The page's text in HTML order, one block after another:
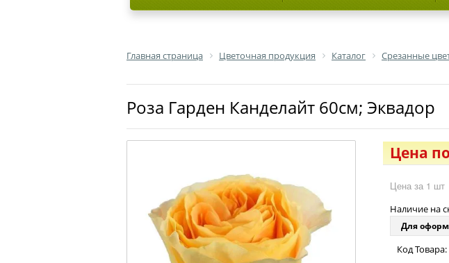
Главная страница Цветочная продукция Каталог Срезанные
роза Гарден Канделайт 60см; Эквадор
Цена
Цена за 1 шт
Наличие на
Для
Код